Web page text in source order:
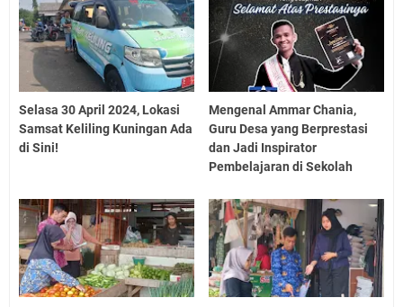
Selasa 30 April 2024, Lokasi
Samsat Keliling Kuningan Ada
di Sini!
Mengenal Ammar Chania,
Guru Desa yang Berprestasi
dan Jadi Inspirator
Pembelajaran di Sekolah